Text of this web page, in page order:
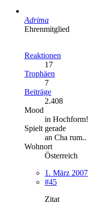
Adrima
Ehrenmitglied
Reaktionen
17
Trophäen
7
Beiträge
2.408
Mood
in Hochform!
Spielt gerade
an Cha rum..
Wohnort
Österreich
1. März 2007
#45
Zitat